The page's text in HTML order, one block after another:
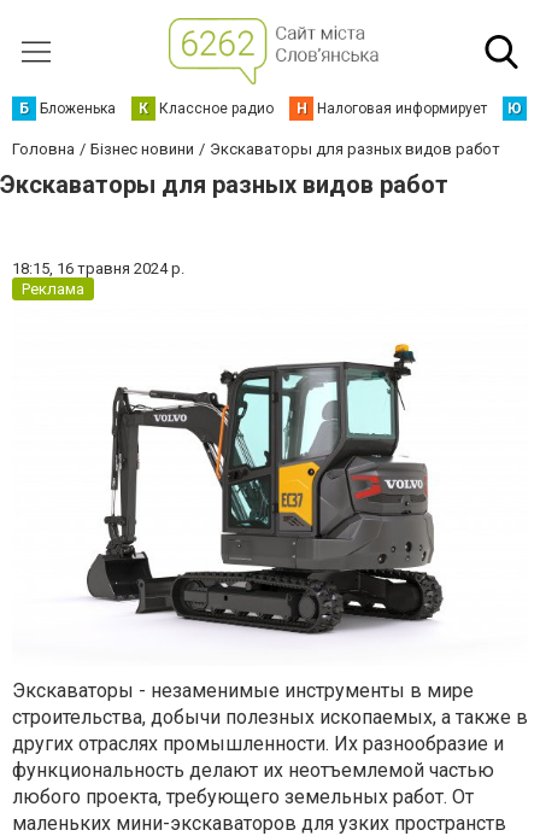
Б Бложенька К Классное радио Н Налоговая информирует Ю
Головна Бізнес новини Экскаваторы для разных видов работ
Экскаваторы для разных видов работ
18:15, 16 травня 2024 р.
Реклама
Экскаваторы - незаменимые инструменты в мире
строительства, добычи полезных ископаемых, а также в
других отраслях промышленности. Их разнообразие и
функциональность делают их неотъемлемой частью
любого проекта, требующего земельных работ. От
маленьких мини-экскаваторов для узких пространств